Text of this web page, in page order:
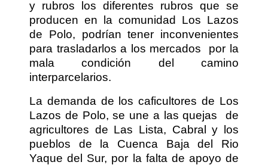
y rubros los diferentes rubros que se
producen en la comunidad Los Lazos
de Polo, podrían tener inconvenientes
para trasladarlos a los mercados
por la
mala condición del camino
interparcelarios.
La demanda de los caficultores de Los
Lazos de Polo, se une a las quejas
de
agricultores de Las Lista, Cabral y los
pueblos de la Cuenca Baja del Rio
Yaque del Sur, por la falta de apoyo de